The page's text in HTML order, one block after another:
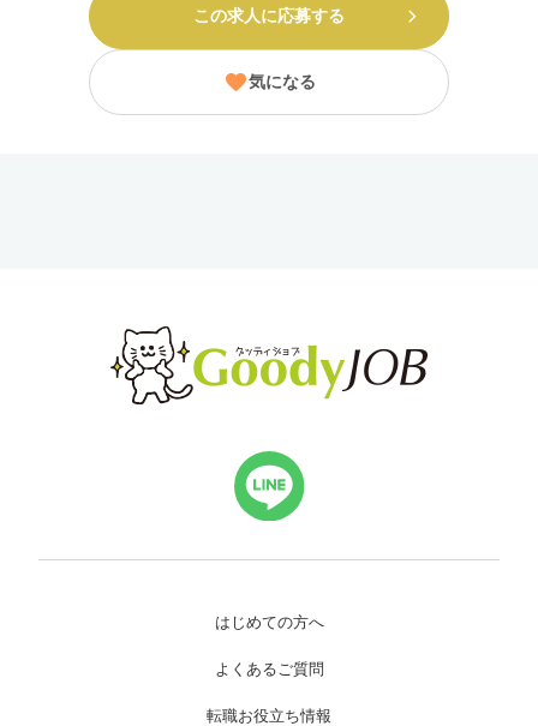
この求人に応募する
気になる
はじめての方へ
よくあるご質問
転職お役立ち情報